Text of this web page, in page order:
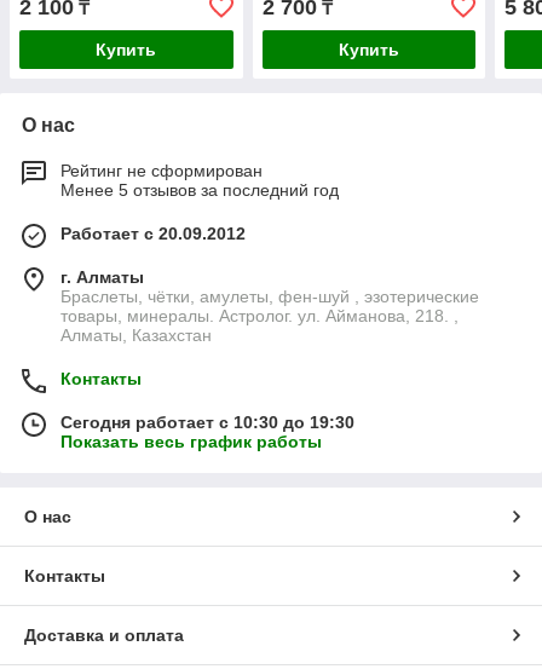
2 100 ₸
Купить
2 700₸
Купить
5
О нас
Рейтинг не сформирован
Менее 5 отзывов за последний год
Работает с 20.09.2012
г. Алматы
Браслеты, чётки, амулеты, фен-шуй , эзотерические
товары, минералы. Астролог. ул. Айманова, 218. ,
Алматы, Казахстан
Контакты
Сегодня работает с 10:30 до 19:30
Показать весь график работы
О нас
Контакты
Доставка и оплата